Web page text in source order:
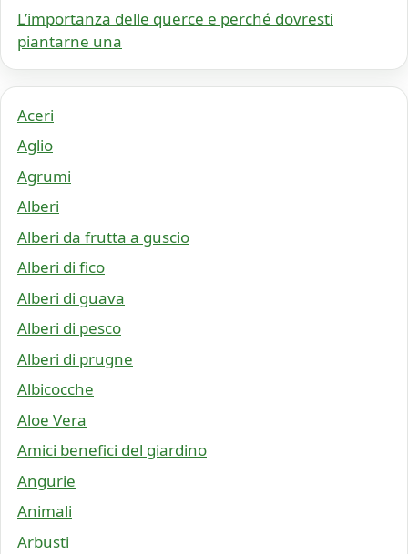
L’importanza delle querce e perché dovresti
piantarne una
Aceri
Aglio
Agrumi
Alberi
Alberi da frutta a guscio
Alberi di fico
Alberi di guava
Alberi di pesco
Alberi di prugne
Albicocche
Aloe Vera
Amici benefici del giardino
Angurie
Animali
Arbusti